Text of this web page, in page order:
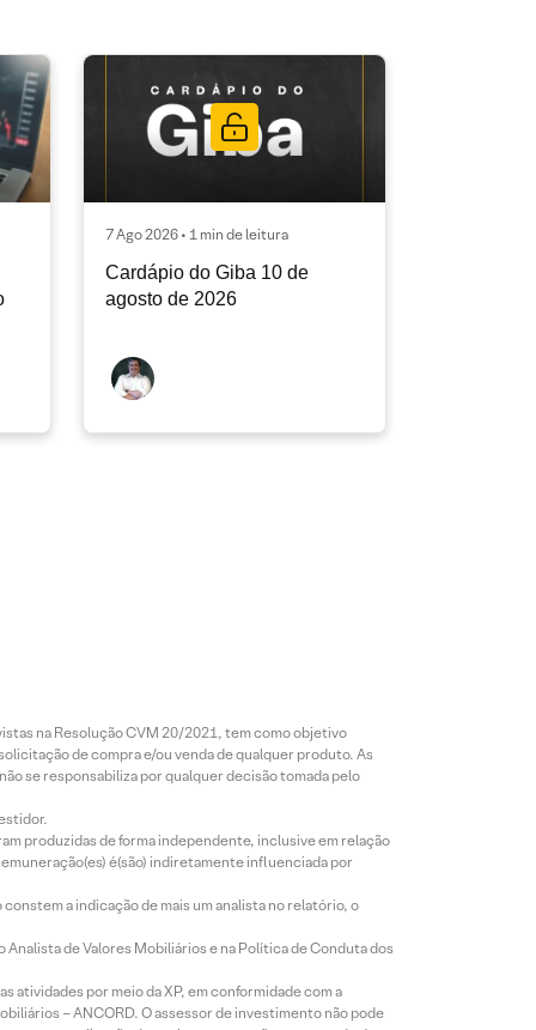
7 Ago 2026 • 1 min de leitura
Cardápio do Giba 10 de
agosto de 2026
na Resolução CVM 20/2021, tem como objetivo
de compra e/ou venda de qualquer produto. As
se responsabiliza por qualquer decisão tomada pelo
produzidas de forma independente, inclusive em relação
é(são) indiretamente influenciada por
a indicação de mais um analista no relatório, o
de Valores Mobiliários e na Política de Conduta dos
atividades por meio da XP, em conformidade com a
– ANCORD. O assessor de investimento não pode